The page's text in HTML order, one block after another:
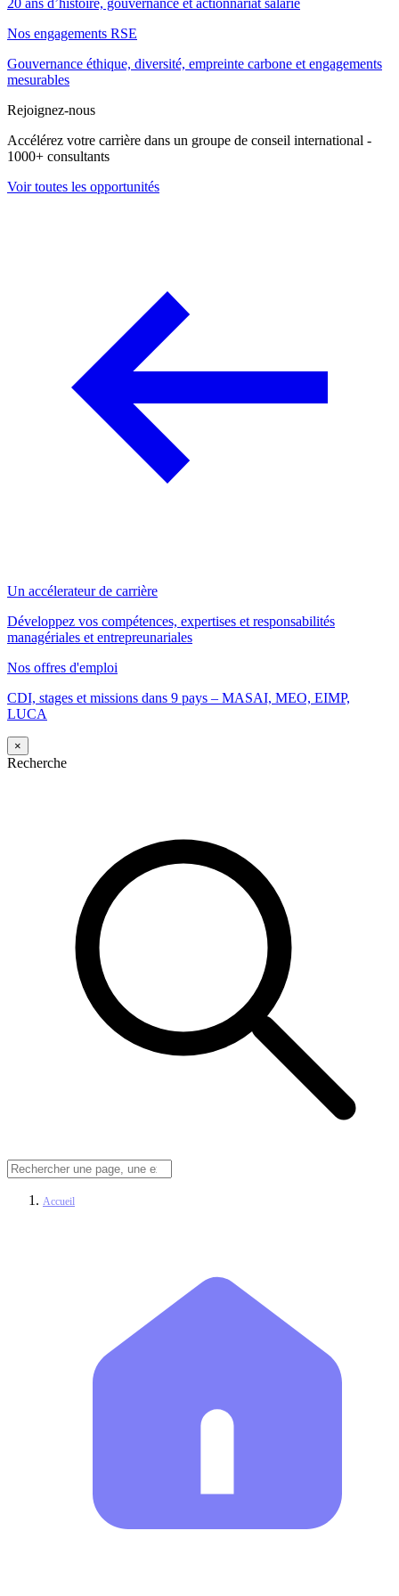
Nos engagements RSE
Gouvernance éthique, diversité, empreinte carbone et engagements
mesurables
Rejoignez-nous
Accélérez votre carrière dans un groupe de conseil international -
1000+ consultants
Voir toutes les opportunités
Un accélerateur de carrière
Développez vos compétences, expertises et responsabilités
managériales et entrepreunariales
Nos offres d'emploi
CDI, stages et missions dans 9 pays – MASAI, MEO, EIMP,
LUCA
×
Recherche
Accueil